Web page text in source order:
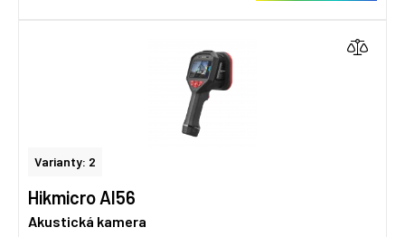
Varianty: 2
Hikmicro AI56
Akustická kamera